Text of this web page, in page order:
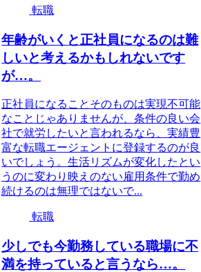
転職
年齢がいくと正社員になるのは難
しいと考えるかもしれないです
が…。
正社員になることそのものは実現不可能
なことじゃありませんが、条件の良い会
社で就労したいと言われるなら、実績豊
富な転職エージェントに登録するのが良
いでしょう。生活リズムが変化したとい
うのに変わり映えのない雇用条件で勤め
続けるのは無理ではないで...
転職
少しでも今勤務している職場に不
満を持っていると言うなら…。